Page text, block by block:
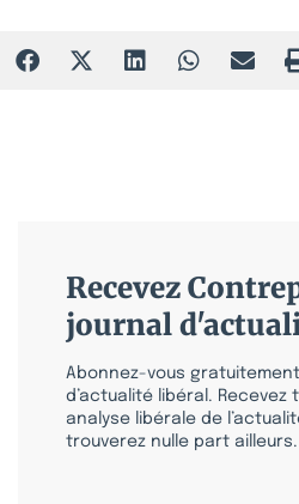
Recevez
journal
Abonnez-vous
d’actualité libéral. Recevez
analyse libérale de
trouverez nulle part ailleurs.